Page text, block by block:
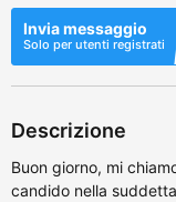
Invia messaggio
Solo per utenti registrati
Descrizione
Buon giorno, mi
candido nella